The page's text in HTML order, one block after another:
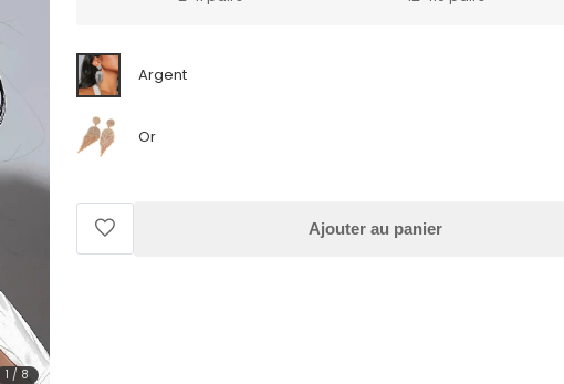
1 / 8
Argent
Or
Ajouter au panier